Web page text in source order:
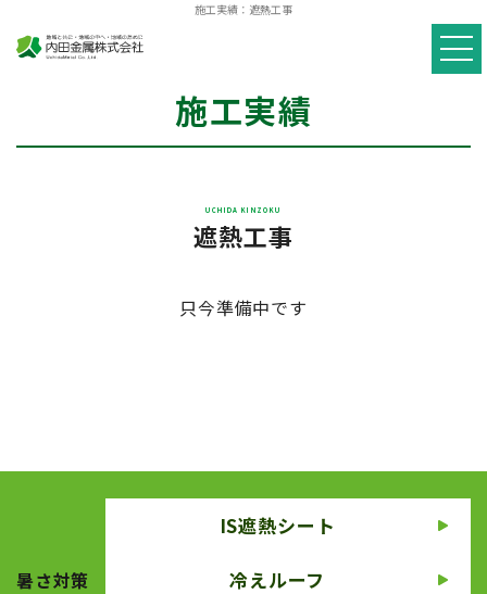
施工実績：遮熱工事
施工実績
遮熱工事
只今準備中です
暑さ対策
IS遮熱シート
冷えルーフ